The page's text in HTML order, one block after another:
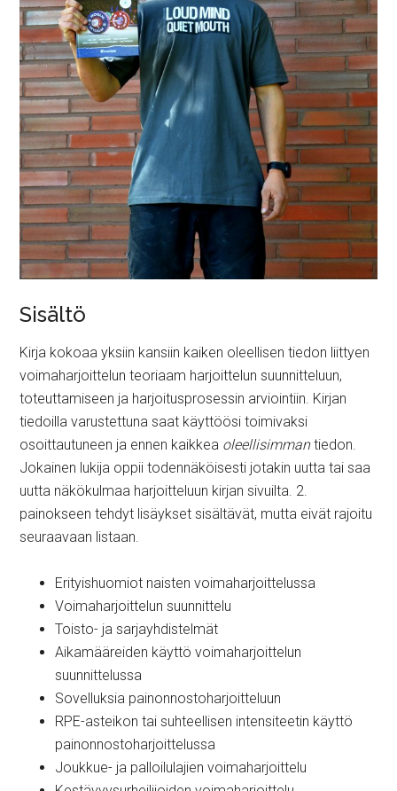
Sisältö
Kirja kokoaa yksiin kansiin kaiken oleellisen tiedon liittyen
voimaharjoittelun teoriaam harjoittelun suunnitteluun,
toteuttamiseen ja harjoitusprosessin arviointiin. Kirjan
tiedoilla varustettuna saat käyttöösi toimivaksi
osoittautuneen ja ennen kaikkea oleellisimmantiedon.
Jokainen lukija oppii todennäköisesti jotakin uutta tai saa
uutta näkökulmaa harjoitteluun kirjan sivuilta. 2.
painokseen tehdyt lisäykset sisältävät, mutta eivät rajoitu
seuraavaan listaan.
Erityishuomiot naisten voimaharjoittelussa
Voimaharjoittelun suunnittelu
Toisto- ja sarjayhdistelmät
Aikamääreiden käyttö voimaharjoittelun
suunnittelussa
Sovelluksia painonnostoharjoitteluun
RPE-asteikon tai suhteellisen intensiteetin käyttö
painonnostoharjoittelussa
Joukkue- ja palloilulajien voimaharjoittelu